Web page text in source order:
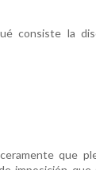
consiste la
que